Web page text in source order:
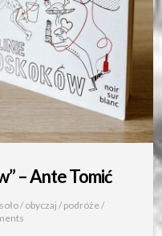
– Ante Tomić
/obyczaj /podróże/